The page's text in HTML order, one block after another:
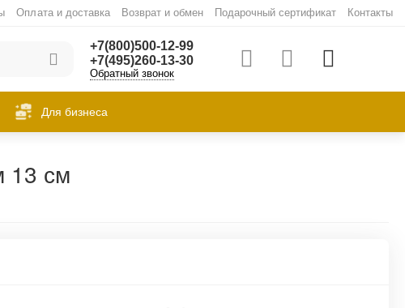
Оплата и доставка Возврат и обмен Подарочный сертификат Контакты
+7(800)500-12-99
+7(495)260-13-30
Обратный звонок
Для бизнеса
13 см